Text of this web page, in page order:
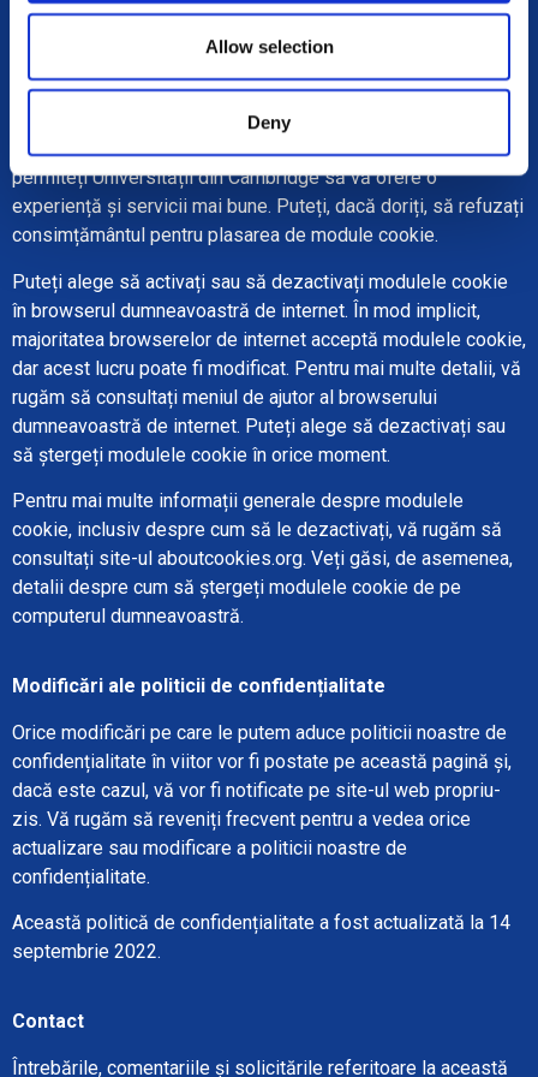
Allow selection
Deny
plaseze cookie-uri pe computerul dumneavoastră, vi se va
prezenta o bară de mesaje care vă va solicita
consimțământul dumneavoastră pentru a seta aceste cookie-
uri. Dându-vă consimțământul pentru plasarea de Cookie-uri,
permiteți Universității din Cambridge să vă ofere o
experiență și servicii mai bune. Puteți, dacă doriți, să refuzați
consimțământul pentru plasarea de module cookie.
Puteți alege să activați sau să dezactivați modulele cookie
în browserul dumneavoastră de internet. În mod implicit,
majoritatea browserelor de internet acceptă modulele cookie,
dar acest lucru poate fi modificat. Pentru mai multe detalii, vă
rugăm să consultați meniul de ajutor al browserului
dumneavoastră de internet. Puteți alege să dezactivați sau
să ștergeți modulele cookie în orice moment.
Pentru mai multe informații generale despre modulele
cookie, inclusiv despre cum să le dezactivați, vă rugăm să
consultați site-ul aboutcookies.org. Veți găsi, de asemenea,
detalii despre cum să ștergeți modulele cookie de pe
computerul dumneavoastră.
Modificări ale politicii de confidențialitate
Orice modificări pe care le putem aduce politicii noastre de
confidențialitate în viitor vor fi postate pe această pagină și,
dacă este cazul, vă vor fi notificate pe site-ul web propriu-
zis. Vă rugăm să reveniți frecvent pentru a vedea orice
actualizare sau modificare a politicii noastre de
confidențialitate.
Această politică de confidențialitate a fost actualizată la 14
septembrie 2022.
Contact
Întrebările, comentariile și solicitările referitoare la această